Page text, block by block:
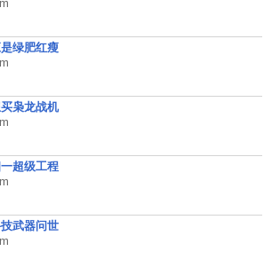
绿肥红瘦
枭龙战机
超级工程
武器问世